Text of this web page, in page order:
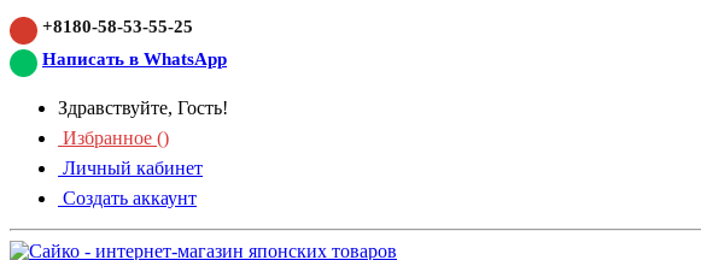
+8180-58-53-55-25
Написать в WhatsApp
Здравствуйте, Гость!
Избранное ()
Личный кабинет
Создать аккаунт